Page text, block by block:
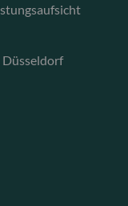
Düsseldorf